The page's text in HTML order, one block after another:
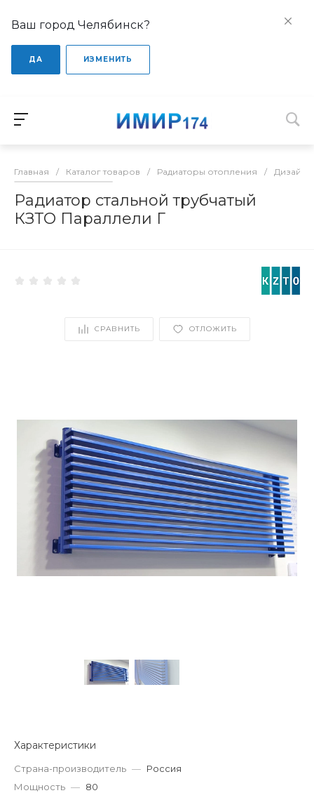
Ваш город Челябинск?
ДА ИЗМЕНИТЬ
Главная / Каталог товаров / Радиаторы отопления /
Радиатор стальной трубчатый
КЗТО Параллели Г
СРАВНИТЬ ОТЛОЖИТЬ
Характеристики
Страна-производитель — Россия
Мощность — 80